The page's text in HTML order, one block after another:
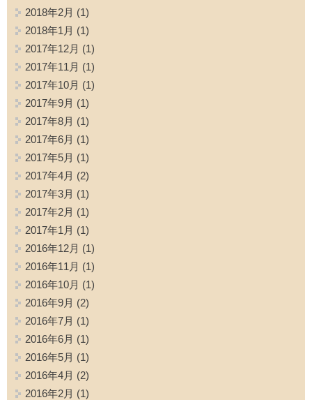
2018年2月 (1)
2018年1月 (1)
2017年12月 (1)
2017年11月 (1)
2017年10月 (1)
2017年9月 (1)
2017年8月 (1)
2017年6月 (1)
2017年5月 (1)
2017年4月 (2)
2017年3月 (1)
2017年2月 (1)
2017年1月 (1)
2016年12月 (1)
2016年11月 (1)
2016年10月 (1)
2016年9月 (2)
2016年7月 (1)
2016年6月 (1)
2016年5月 (1)
2016年4月 (2)
2016年2月 (1)